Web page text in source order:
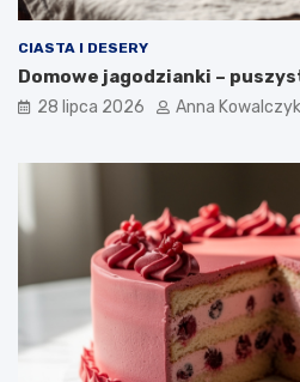
CIASTA I DESERY
Domowe jagodzianki –
28 lipca 2026 Anna Kowalczyk